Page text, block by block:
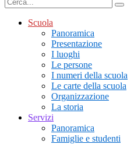
Scuola
Panoramica
Presentazione
I luoghi
Le persone
I numeri della scuola
Le carte della scuola
Organizzazione
La storia
Servizi
Panoramica
Famiglie e studenti